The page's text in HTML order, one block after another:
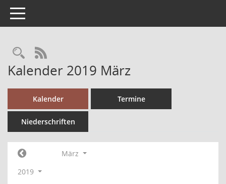
Toggle navigation
RSS-Feed
Kalender 2019 März
Kalender Termine
Niederschriften
März
2019